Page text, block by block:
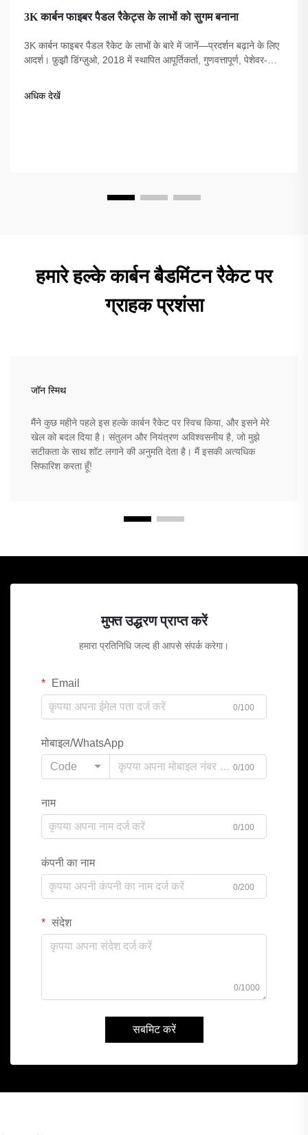
3K कार्बन फाइबर पैडल रैकेट्स के लाभों को सुगम बनाना
3K कार्बन फाइबर पैडल रैकेट के लाभों के बारे में जानें—प्रदर्शन बढ़ाने के लिए
आदर्श। फ़ुझ़ौ डिंग्ज़ुओ, 2018 में स्थापित आपूर्तिकर्ता, गुणवत्तापूर्ण, पेशेवर-
अधिक देखें
हमारे हल्के कार्बन बैडमिंटन रैकेट पर
ग्राहक प्रशंसा
जॉन स्मिथ
मैंने कुछ महीने पहले इस हल्के कार्बन रैकेट पर स्विच किया, और इसने मेरे
खेल को बदल दिया है। संतुलन और नियंत्रण अविश्वसनीय है, जो मुझे
सटीकता के साथ शॉट लगाने की अनुमति देता है। मैं इसकी अत्यधिक
सिफारिश करता हूँ!
मुफ्त उद्धरण प्राप्त करें
हमारा प्रतिनिधि जल्द ही आपसे संपर्क करेगा।
Email
0/100
मोबाइल/WhatsApp
Code
0/100
नाम
0/100
कंपनी का नाम
0/200
संदेश
0/1000
सबमिट करें